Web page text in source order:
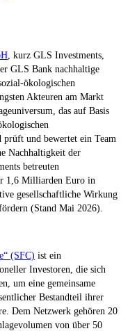
, kurz GLS Investments,
GLS Bank nachhaltige
ökologischen
Akteuren am Markt
das auf Basis
prüft und bewertet ein Team
Nachhaltigkeit der
betreuten
1,6 Milliarden Euro in
gesellschaftliche Wirkung
(Stand Mai 2026).
(SFC) ist ein
Investoren, die sich
um eine gemeinsame
Bestandteil ihrer
Dem Netzwerk gehören 20
von über 50